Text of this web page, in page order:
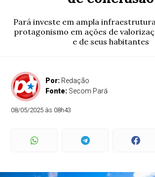
Pará investe em ampla
protagonismo em ações de
e de seus habitantes
Por: Redação
Fonte: Secom Pará
08/05/2025 às 08h43